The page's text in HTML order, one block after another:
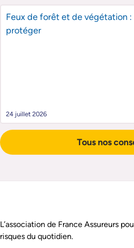
Feux de forêt et de végétation :
protéger
24 juillet 2026
Tous nos
Assurance Prévention est :
L’association de France Assureurs
risques du quotidien.